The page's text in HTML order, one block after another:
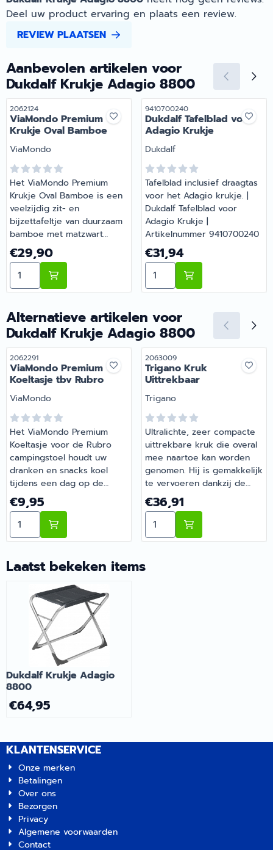
Deel uw product ervaring en plaats een review.
REVIEW PLAATSEN
Aanbevolen artikelen voor
Dukdalf Krukje Adagio 8800
Artikelnummer
2062124
ViaMondo Premium
Krukje Oval Bamboe
Merk:
ViaMondo
Het ViaMondo Premium
Krukje Oval Bamboe is een
veelzijdig zit- en
bijzettafeltje van duurzaam
bamboe met matzwart
onderstel. Compact
inklapbaar en perfect voor
picknick, strand of camping
— sluit naadloos aan bij de
Artikelnummer 2062124
Prijs: 29,90
€29,90
Aantal kiezen voor ViaMondo Premium Krukje Oval
Artikelnummer
9410700240
Dukdalf Tafelblad voor
Adagio Krukje
Merk:
Dukdalf
Tafelblad inclusief draagtas
voor het Adagio krukje. |
Dukdalf Tafelblad voor
Adagio Krukje |
Artikelnummer 9410700240
Prijs: 31,94
€31,94
Aantal kiezen voor
Alternatieve artikelen voor
Dukdalf Krukje Adagio 8800
Artikelnummer
2062291
ViaMondo Premium
Koeltasje tbv Rubro
Merk:
ViaMondo
Het ViaMondo Premium
Koeltasje voor de Rubro
campingstoel houdt uw
dranken en snacks koel
tijdens een dag op de
camping. Speciaal
ontworpen als accessoire
voor de bijbehorende
campingstoel. Compact en
Premium Koeltasje tbv
Rubro | Artikelnummer
Prijs: 9,95
€9,95
Aantal kiezen voor ViaMondo Premium Koeltasje tbv
Artikelnummer
2063009
Trigano Kruk
Uittrekbaar
Merk:
Trigano
Ultralichte, zeer compacte
uittrekbare kruk die overal
mee naartoe kan worden
genomen. Hij is gemakkelijk
te vervoeren dankzij de
handige draagriem.
Opgebouwd uit meerdere
kunststof ringen waarmee
de gewenste hoogte kan
kg. Ingeklapt heeft de kruk
Prijs: 36,91
€36,91
Aantal kiezen voor
Laatst bekeken items
Dukdalf Krukje Adagio
8800
€64,95
KLANTENSERVICE
Onze merken
Betalingen
Over ons
Bezorgen
Privacy
Algemene voorwaarden
Contact